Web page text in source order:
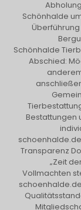
Schönhalde
Schönhalde
Abschied:
Bestattungen
Transparenz
„Zeit
Vollmachten